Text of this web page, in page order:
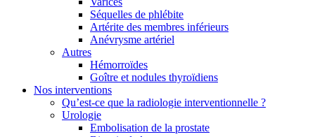
Séquelles de phlébite
Artérite des membres inférieurs
Anévrysme artériel
Autres
Hémorroïdes
Goître et nodules thyroïdiens
Nos interventions
Qu’est-ce que la radiologie interventionnelle ?
Urologie
Embolisation de la prostate